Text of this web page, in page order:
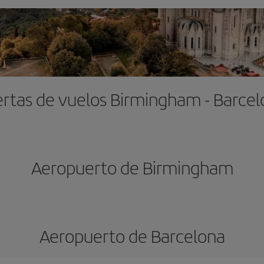
de vuelos Birmingham -
Aeropuerto de Birmingham
Aeropuerto de Barcelona